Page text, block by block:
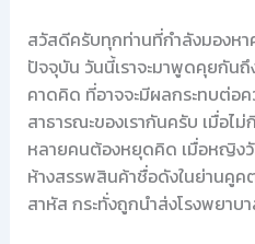
สวัสดีครับทุกท่านที่กำลังมองหา
ปัจจุบัน วันนี้เราจะมาพูดคุยกัน
คาดคิด ที่อาจจะมีผลกระทบต่อ
สาธารณะของเรากันครับ เมื่อไ
หลายคนต้องหยุดคิด เมื่อหญิง
ห้างสรรพสินค้าชื่อดังในย่านคูค
สาหัส กระทั่งถูกนำส่งโรงพยาบ